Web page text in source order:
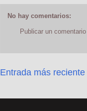
No hay comentarios:
Publicar un comentario
Entrada más reciente